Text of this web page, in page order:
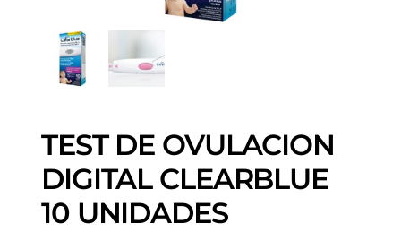
TEST DE OVULACION
DIGITAL CLEARBLUE
10 UNIDADES